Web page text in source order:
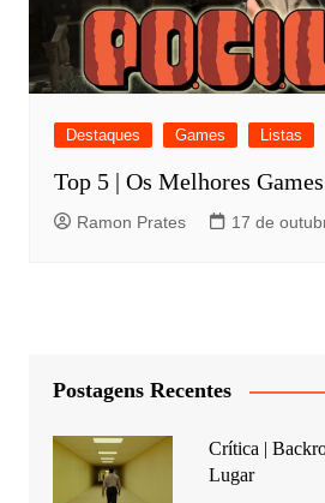
Destaques Games Listas
Top 5 | Os Melhores
Ramon Prates 17 de
Postagens Recentes
Crítica |
Lugar